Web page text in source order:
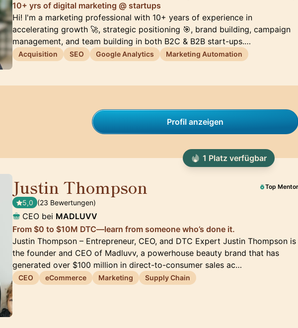
10+ yrs of digital marketing @ startups
Hi! I'm a marketing professional with 10+ years of experience in
accelerating growth 🚀, strategic positioning 🎯, brand building, campaign
management, and team building in both B2C & B2B start-ups.…
Acquisition SEO Google Analytics Marketing Automation
Profil anzeigen
Justin Thompson Top Mentor
5,0 (23 Bewertungen)
CEO bei MADLUVV
From $0 to $10M DTC—learn from someone who’s done it.
Justin Thompson – Entrepreneur, CEO, and DTC Expert Justin Thompson is
the founder and CEO of Madluvv, a powerhouse beauty brand that has
generated over $100 million in direct-to-consumer sales ac…
CEO eCommerce Marketing Supply Chain
1 Platz verfügbar